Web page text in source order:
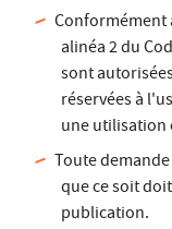
Conformément
alinéa 2 du
sont
réservées à
une utilisation
Toute
que ce soit
publication.